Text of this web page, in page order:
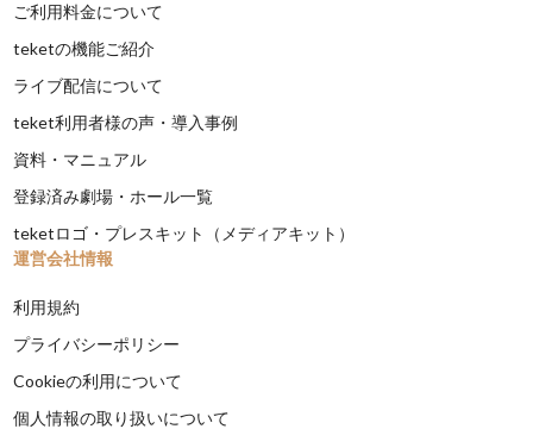
ご利用料金について
teketの機能ご紹介
ライブ配信について
teket利用者様の声・導入事例
資料・マニュアル
登録済み劇場・ホール一覧
teketロゴ・プレスキット（メディアキット）
運営会社情報
利用規約
プライバシーポリシー
Cookieの利用について
個人情報の取り扱いについて